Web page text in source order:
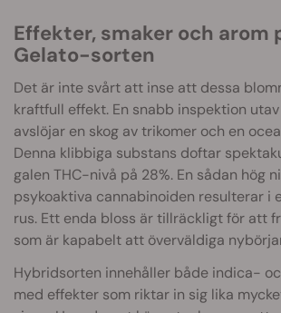
Effekter, smaker och arom
Gelato-sorten
Det är inte svårt att inse att dessa
kraftfull effekt. En snabb inspektion
avslöjar en skog av trikomer och en
Denna klibbiga substans doftar
galen THC-nivå på 28%. En sådan hög
psykoaktiva cannabinoiden resulterar i
rus. Ett enda bloss är tillräckligt för att
som är kapabelt att överväldiga
Hybridsorten innehåller både indica-
med effekter som riktar in sig lika